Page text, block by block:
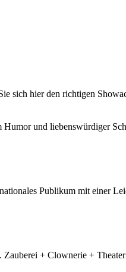
sich hier den richtigen
und liebenswürdiger
Publikum mit einer
+ Clownerie +